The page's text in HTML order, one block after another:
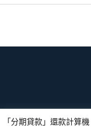
「分期貸款」還款計算機